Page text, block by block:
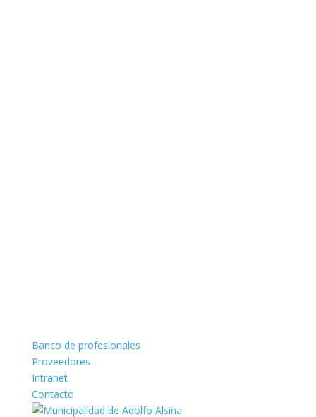
Banco de profesionales
Proveedores
Intranet
Contacto